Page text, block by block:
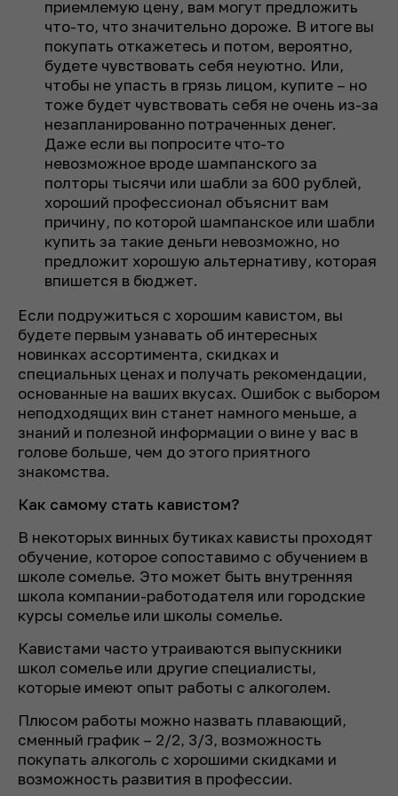
приемлемую цену, вам могут предложить
что-то, что значительно дороже. В итоге вы
покупать откажетесь и потом, вероятно,
будете чувствовать себя неуютно. Или,
чтобы не упасть в грязь лицом, купите – но
тоже будет чувствовать себя не очень из-за
незапланированно потраченных денег.
Даже если вы попросите что-то
невозможное вроде шампанского за
полторы тысячи или шабли за 600 рублей,
хороший профессионал объяснит вам
причину, по которой шампанское или шабли
купить за такие деньги невозможно, но
предложит хорошую альтернативу, которая
впишется в бюджет.
Если подружиться с хорошим кавистом, вы
будете первым узнавать об интересных
новинках ассортимента, скидках и
специальных ценах и получать рекомендации,
основанные на ваших вкусах. Ошибок с выбором
неподходящих вин станет намного меньше, а
знаний и полезной информации о вине у вас в
голове больше, чем до этого приятного
знакомства.
Как самому стать кавистом?
В некоторых винных бутиках кависты проходят
обучение, которое сопоставимо с обучением в
школе сомелье. Это может быть внутренняя
школа компании-работодателя или городские
курсы сомелье или школы сомелье.
Кавистами часто утраиваются выпускники
школ сомелье или другие специалисты,
которые имеют опыт работы с алкоголем.
Плюсом работы можно назвать плавающий,
сменный график – 2/2, 3/3, возможность
покупать алкоголь с хорошими скидками и
возможность развития в профессии.